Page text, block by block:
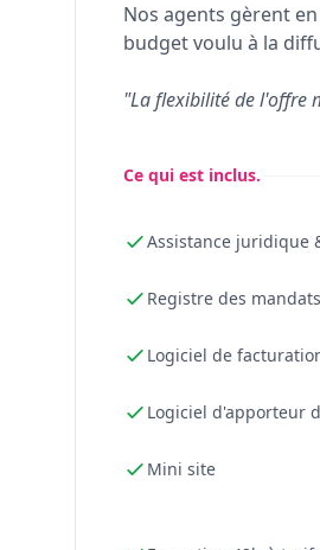
Nos agents gèrent
budget voulu à la
"La flexibilité de l'offre
Ce qui est inclus.
Assistance juridique
Registre des
Logiciel de
Logiciel d'apporteur
Mini site